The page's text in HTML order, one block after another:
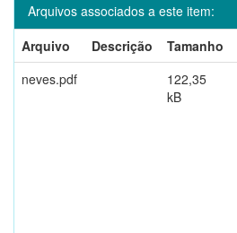
Arquivos associados a este item:
Arquivo
Descrição Tamanho
neves.pdf
122,35
kB